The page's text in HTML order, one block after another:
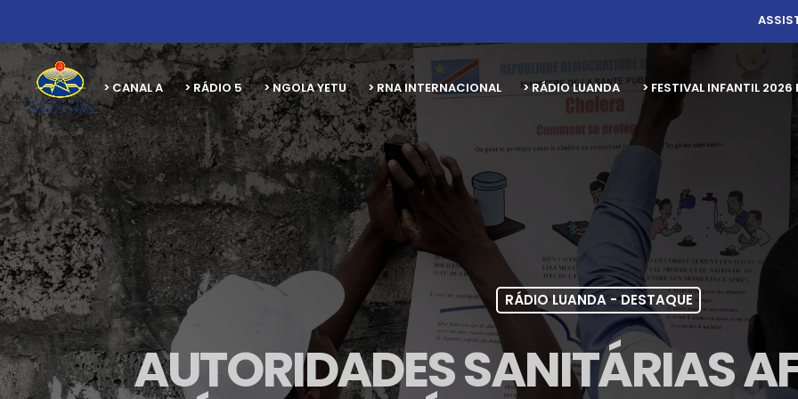
> CANAL A > RÁDIO 5 > NGOLA YETU > RNA INTERNACIONAL > RÁDIO LUANDA > FESTIVAL INFANTIL
RÁDIO LUANDA - DESTAQUE
AUTORIDADES SANITÁRIAS